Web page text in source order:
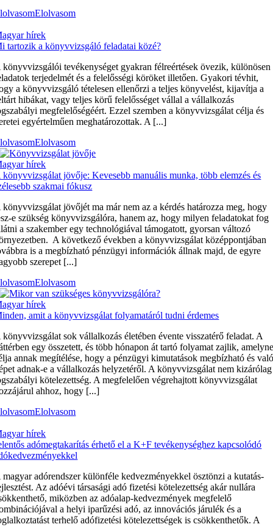
Elolvasom
hírek
tartozik a könyvvizsgáló feladatai közé?
könyvvizsgálói tevékenységet gyakran félreértések övezik, különösen
terjedelmét és a felelősségi köröket illetően. Gyakori tévhit,
a könyvvizsgáló tételesen ellenőrzi a teljes könyvelést, kijavítja a
hibákat, vagy teljes körű felelősséget vállal a vállalkozás
megfelelőségéért. Ezzel szemben a könyvvizsgálat célja és
egyértelműen meghatározottak. A [...]
Elolvasom
hírek
könyvvizsgálat jövője: Kevesebb manuális munka, több elemzés és
szakmai fókusz
könyvvizsgálat jövőjét ma már nem az a kérdés határozza meg, hogy
e szükség könyvvizsgálóra, hanem az, hogy milyen feladatokat fog
a szakember egy technológiával támogatott, gyorsan változó
A következő években a könyvvizsgálat középpontjában
is a megbízható pénzügyi információk állnak majd, de egyre
szerepet [...]
Elolvasom
hírek
amit a könyvvizsgálat folyamatáról tudni érdemes
könyvvizsgálat sok vállalkozás életében évente visszatérő feladat. A
egy összetett, és több hónapon át tartó folyamat zajlik,
annak megítélése, hogy a pénzügyi kimutatások megbízható és
adnak-e a vállalkozás helyzetéről. A könyvvizsgálat nem kizárólag
kötelezettség. A megfelelően végrehajtott könyvvizsgálat
ahhoz, hogy [...]
Elolvasom
hírek
adómegtakarítás érhető el a K+F tevékenységhez kapcsolódó
magyar adórendszer különféle kedvezményekkel ösztönzi a kutatás-
Az adóévi társasági adó fizetési kötelezettség akár nullára
miközben az adóalap-kedvezmények megfelelő
a helyi iparűzési adó, az innovációs járulék és a
terhelő adófizetési kötelezettségek is csökkenthetők. A